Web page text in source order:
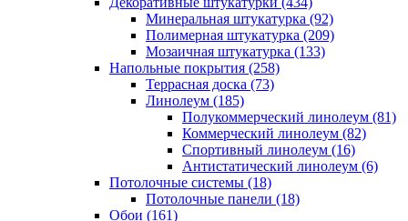
Минеральная штукатурка (92)
Полимерная штукатурка (209)
Мозаичная штукатурка (133)
Напольные покрытия (258)
Террасная доска (73)
Линолеум (185)
Полукоммерческий линолеум (81)
Коммерческий линолеум (82)
Спортивный линолеум (16)
Антистатический линолеум (6)
Потолочные системы (18)
Потолочные панели (18)
Обои (161)